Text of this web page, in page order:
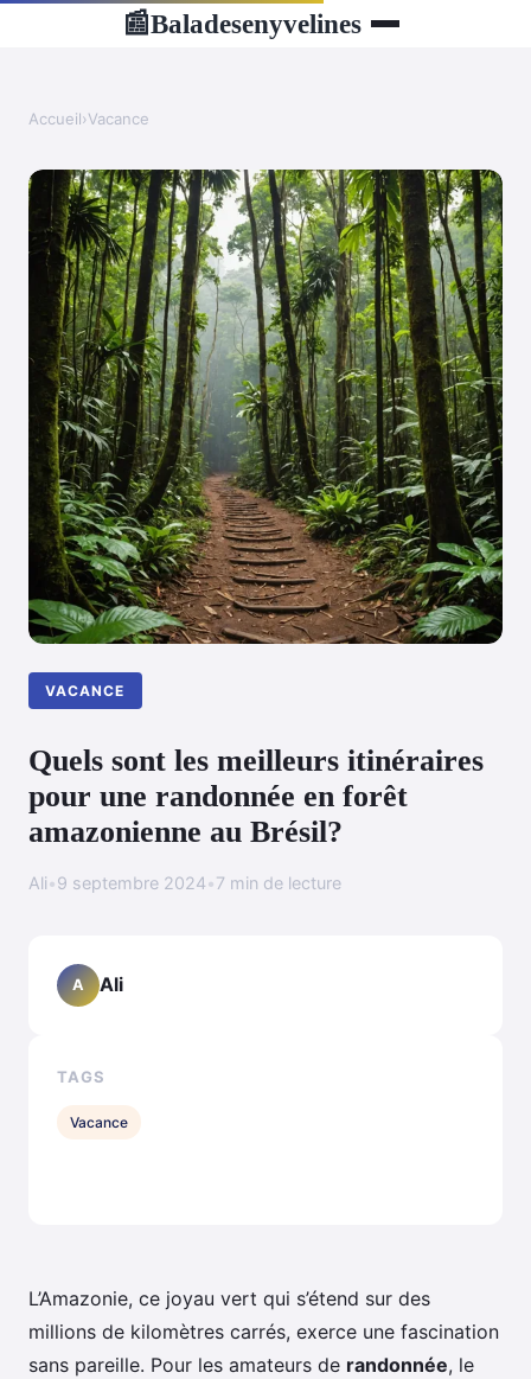
📰Baladesenyvelines
Accueil›Vacance
VACANCE
Quels sont les meilleurs itinéraires
pour une randonnée en forêt
amazonienne au Brésil?
Ali•9 septembre 2024•7 min de lecture
L’Amazonie, ce joyau vert qui s’étend sur des
millions de kilomètres carrés, exerce une fascination
sans pareille. Pour les amateurs de randonnée, le
A Ali
TAGS
Vacance